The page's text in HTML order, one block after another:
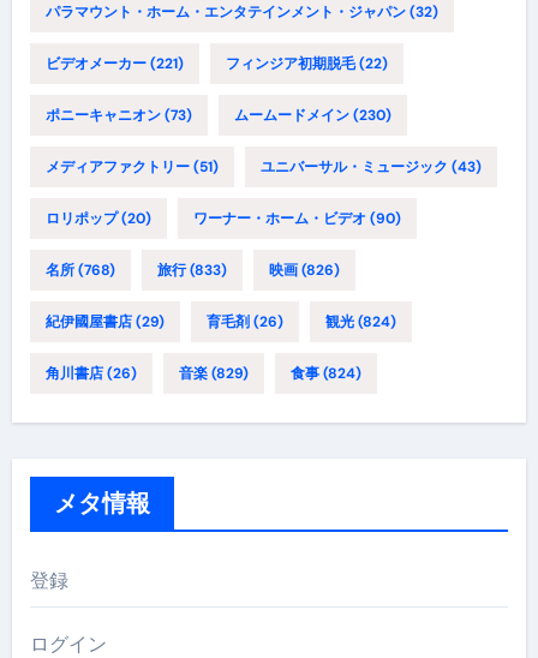
パラマウント・ホーム・エンタテインメント・ジャパン(32)
ビデオメーカー(221) フィンジア初期脱毛(22)
ポニーキャニオン(73) ムームードメイン(230)
メディアファクトリー(51) ユニバーサル・ミュージック (43)
ロリポップ(20) ワーナー・ホーム・ビデオ (90)
名所(768) 旅行(833) 映画(826)
紀伊國屋書店(29) 育毛剤(26) 観光(824)
角川書店(26) 音楽(829) 食事(824)
メタ情報
登録
ログイン